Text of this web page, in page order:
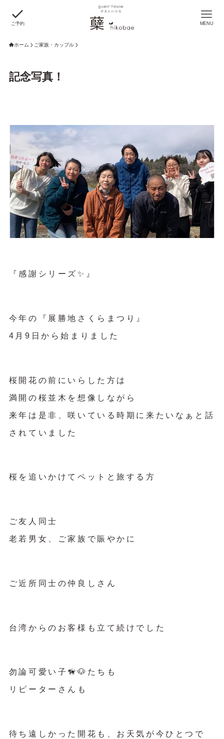
ご予約 MENU
ホーム ご家族・カップル
記念写真！
『感謝シリーズ✨』
今年の『展勝地さくらまつり』
4月9日から始まりました
桜開花の前にいらした方は
満開の桜並木を想像しながら
来年は是非、咲いている時期に来たいなぁと話
されていました
桜を追いかけてペットと旅する方
ご友人同士
老若男女、ご家族で賑やかに
ご近所同士の仲良しさん
台湾からのお客様も立て続けでした
勿論可愛い子🦮🐶たちも
リピーターさんも
待ち遠しかった開花も、お天気が今ひとつで